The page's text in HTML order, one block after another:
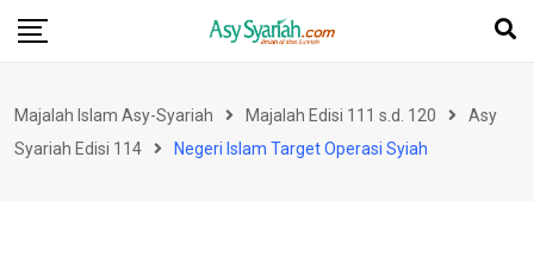
Skip
Majalah Islam Asy-Syariah Majalah Edisi 111 s.d. 120
Asy
Syariah Edisi 114
Negeri Islam Target Operasi Syiah